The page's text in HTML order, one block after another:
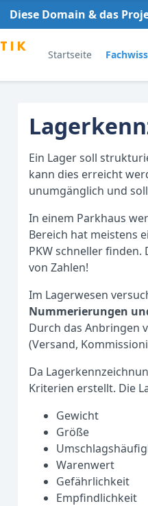
Diese Domain & das
Startseite
Ein Lager soll
kann dies erreicht
unumgänglich und
In einem Parkhaus
Bereich hat meistens
PKW schneller finden.
von Zahlen!
Im Lagerwesen
Nummerierungen
Durch das Anbringen
(Versand,
Da
Kriterien erstellt. Die
Gewicht
Größe
Warenwert
Gefährlichkeit
Empfindlichkeit